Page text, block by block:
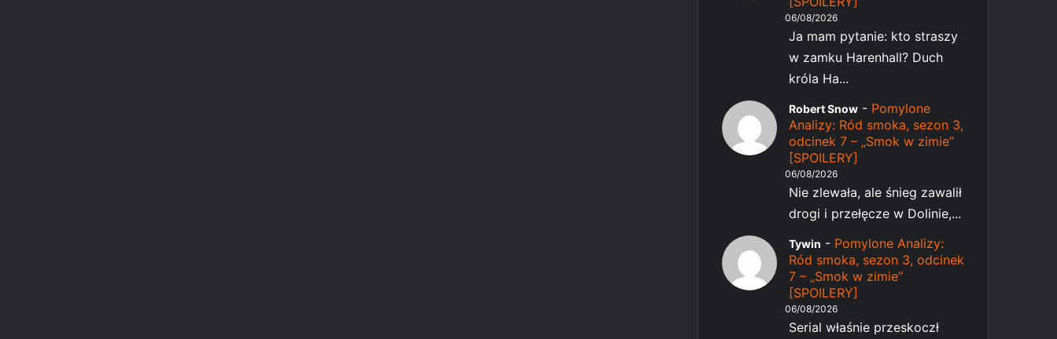
06/08/2026
Ja mam pytanie: kto straszy
w zamku Harenhall? Duch
króla Ha...
Robert Snow - Pomylone
Analizy: Ród smoka, sezon 3,
odcinek 7 – „Smok w zimie”
[SPOILERY]
06/08/2026
Nie zlewała, ale śnieg zawalił
drogi i przełęcze w Dolinie,...
Tywin - Pomylone Analizy:
Ród smoka, sezon 3, odcinek
7 – „Smok w zimie”
[SPOILERY]
06/08/2026
Serial właśnie przeskoczł